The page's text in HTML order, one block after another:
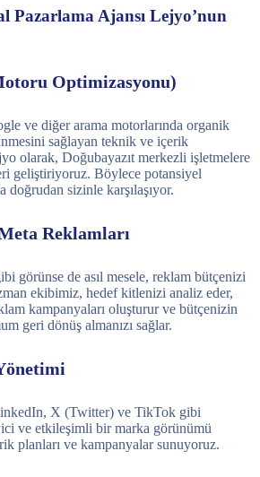
Pazarlama Ajansı Lejyo’nun
Optimizasyonu)
ve diğer arama motorlarında organik
sağlayan teknik ve içerik
olarak, Doğubayazıt merkezli işletmelere
geliştiriyoruz. Böylece potansiyel
doğrudan sizinle karşılaşıyor.
Reklamları
görünse de asıl mesele, reklam bütçenizi
ekibimiz, hedef kitlenizi analiz eder,
kampanyaları oluşturur ve bütçenizin
geri dönüş almanızı sağlar.
X (Twitter) ve TikTok gibi
ve etkileşimli bir marka görünümü
planları ve kampanyalar sunuyoruz.